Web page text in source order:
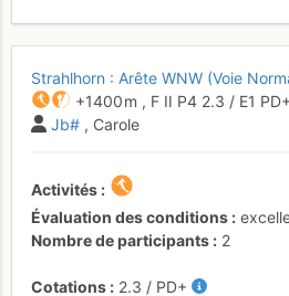
Strahlhorn : Arête WNW (Voie
+1400 m , F II P4 2.3 / E1 PD+
Jb# , Carole
Activités
Évaluation des conditions
Nombre de participants
2
Cotations 2.3 / PD+